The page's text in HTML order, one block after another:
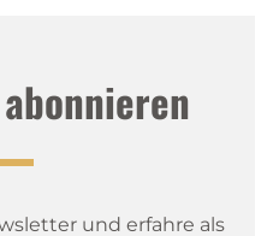
und erfahre als